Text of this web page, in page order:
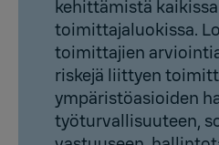
kehittämistä kaikissa
toimittajaluokissa.
toimittajien
riskejä liittyen
ympäristöasioiden
työturvallisuuteen,